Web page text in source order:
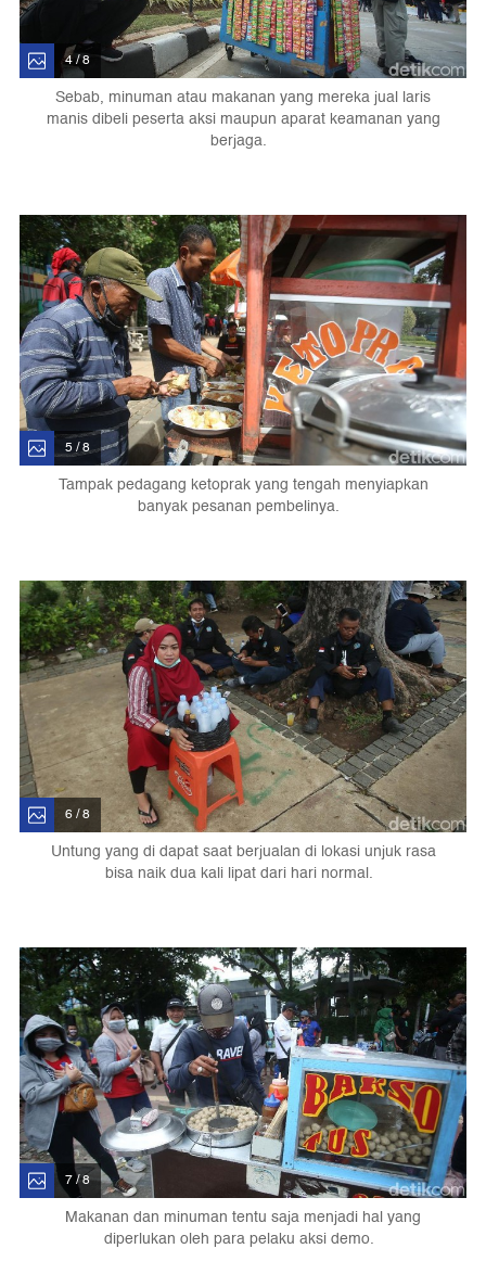
4 / 8
Sebab, minuman atau makanan yang mereka jual laris
manis dibeli peserta aksi maupun aparat keamanan yang
berjaga.
5 / 8
Tampak pedagang ketoprak yang tengah menyiapkan
banyak pesanan pembelinya.
6 / 8
Untung yang di dapat saat berjualan di lokasi unjuk rasa
bisa naik dua kali lipat dari hari normal.
7 / 8
Makanan dan minuman tentu saja menjadi hal yang
diperlukan oleh para pelaku aksi demo.